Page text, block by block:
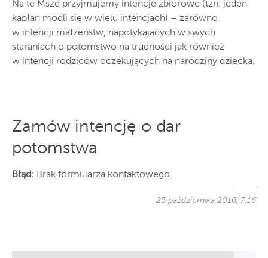
Na te Msze przyjmujemy intencje zbiorowe (tzn. jeden
kapłan modli się w wielu intencjach) – zarówno
w intencji małżeństw, napotykających w swych
staraniach o potomstwo na trudności jak również
w intencji rodziców oczekujących na narodziny dziecka.
Zamów intencję o dar
potomstwa
Błąd: Brak formularza kontaktowego.
25 października 2016, 7:16